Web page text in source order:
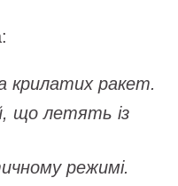
крилатих ракет.
що летять із
режимі.